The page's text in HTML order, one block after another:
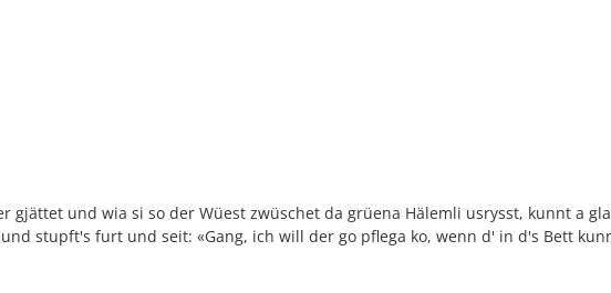
gjättet und wia si so der Wüest zwüschet da grüena Hälemli usrysst, kunnt a
stupft's furt und seit: «Gang, ich will der go pflega ko, wenn d' in d's Bett